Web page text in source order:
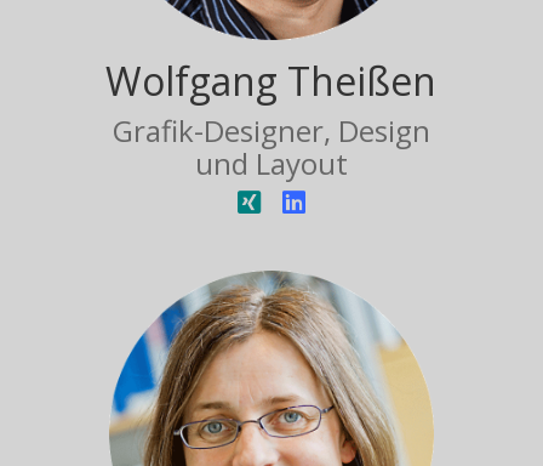
Wolfgang Theißen
Grafik-Designer, Design
und Layout